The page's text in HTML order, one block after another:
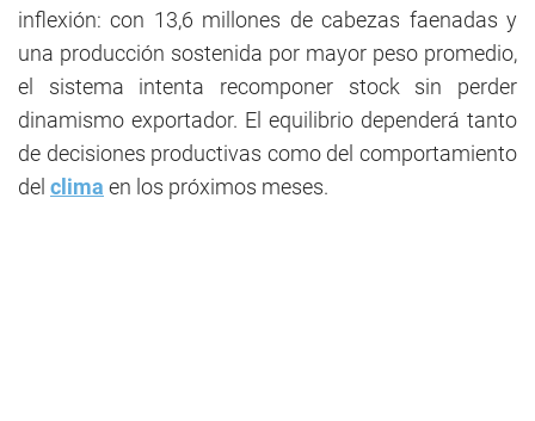
inflexión: con 13,6 millones de cabezas faenadas y
una producción sostenida por mayor peso promedio,
el sistema intenta recomponer stock sin perder
dinamismo exportador. El equilibrio dependerá tanto
de decisiones productivas como del comportamiento
del clima en los próximos meses.